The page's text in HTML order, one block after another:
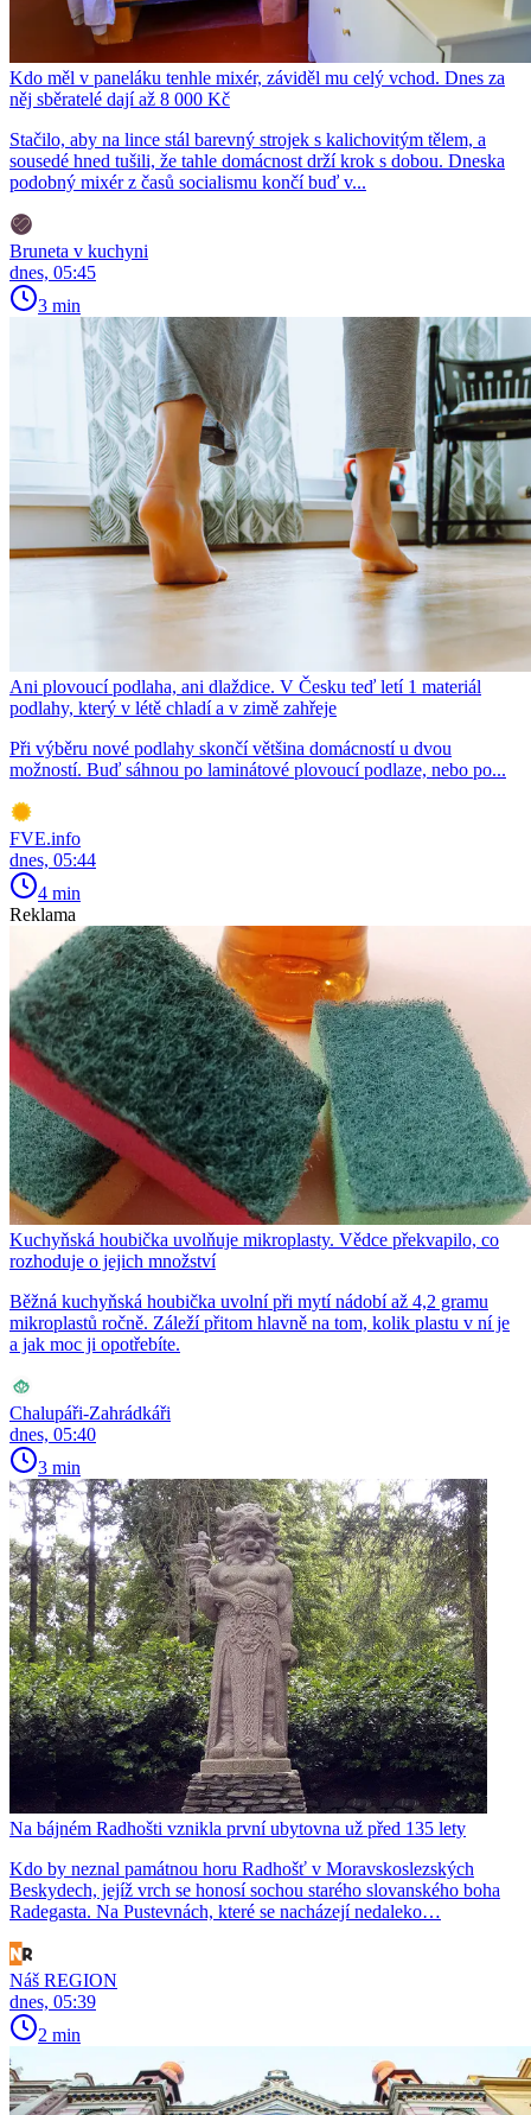
Kdo měl v paneláku tenhle mixér, záviděl mu celý vchod. Dnes za
něj sběratelé dají až 8 000 Kč
Stačilo, aby na lince stál barevný strojek s kalichovitým tělem, a
sousedé hned tušili, že tahle domácnost drží krok s dobou. Dneska
podobný mixér z časů socialismu končí buď v...
Bruneta v kuchyni
dnes, 05:45
3 min
Ani plovoucí podlaha, ani dlaždice. V Česku teď letí 1 materiál
podlahy, který v létě chladí a v zimě zahřeje
Při výběru nové podlahy skončí většina domácností u dvou
možností. Buď sáhnou po laminátové plovoucí podlaze, nebo po...
FVE.info
dnes, 05:44
4 min
Reklama
Kuchyňská houbička uvolňuje mikroplasty. Vědce překvapilo, co
rozhoduje o jejich množství
Běžná kuchyňská houbička uvolní při mytí nádobí až 4,2 gramu
mikroplastů ročně. Záleží přitom hlavně na tom, kolik plastu v ní je
a jak moc ji opotřebíte.
Chalupáři-Zahrádkáři
dnes, 05:40
3 min
Na bájném Radhošti vznikla první ubytovna už před 135 lety
Kdo by neznal památnou horu Radhošť v Moravskoslezských
Beskydech, jejíž vrch se honosí sochou starého slovanského boha
Radegasta. Na Pustevnách, které se nacházejí nedaleko…
Náš REGION
dnes, 05:39
2 min